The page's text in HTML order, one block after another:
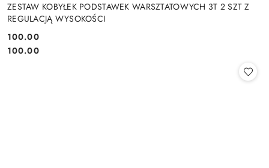
ZESTAW KOBYŁEK PODSTAWEK WARSZTATOWYCH 3T 2 SZT Z
REGULACJĄ WYSOKOŚCI
Cena:
100.00
Cena:
100.00